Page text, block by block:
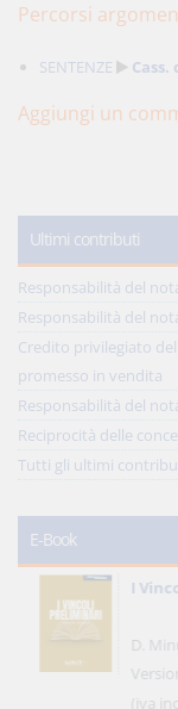
Percorsi
SENTENZE Cass.
Aggiungi un
Ultimi contributi
Responsabilità del
Responsabilità del
Credito privilegiato
promesso in vendita
Responsabilità del
Reciprocità delle
Tutti gli ultimi
E-Book
I
D.
(iva